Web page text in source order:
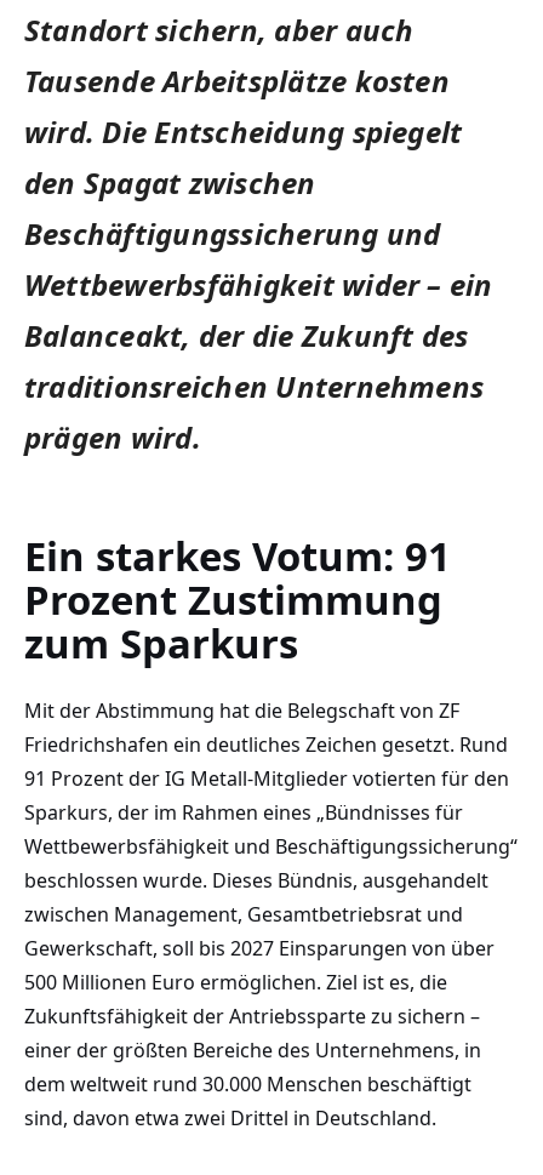
Standort sichern, aber auch
Tausende Arbeitsplätze kosten
wird. Die Entscheidung spiegelt
den Spagat zwischen
Beschäftigungssicherung und
Wettbewerbsfähigkeit wider – ein
Balanceakt, der die Zukunft des
traditionsreichen Unternehmens
prägen wird.
Ein starkes Votum: 91
Prozent Zustimmung
zum Sparkurs
Mit der Abstimmung hat die Belegschaft von ZF
Friedrichshafen ein deutliches Zeichen gesetzt. Rund
91 Prozent der IG Metall-Mitglieder votierten für den
Sparkurs, der im Rahmen eines „Bündnisses für
Wettbewerbsfähigkeit und Beschäftigungssicherung“
beschlossen wurde. Dieses Bündnis, ausgehandelt
zwischen Management, Gesamtbetriebsrat und
Gewerkschaft, soll bis 2027 Einsparungen von über
500 Millionen Euro ermöglichen. Ziel ist es, die
Zukunftsfähigkeit der Antriebssparte zu sichern –
einer der größten Bereiche des Unternehmens, in
dem weltweit rund 30.000 Menschen beschäftigt
sind, davon etwa zwei Drittel in Deutschland.